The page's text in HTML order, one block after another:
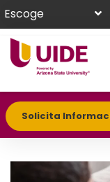
Escoge
Solicita